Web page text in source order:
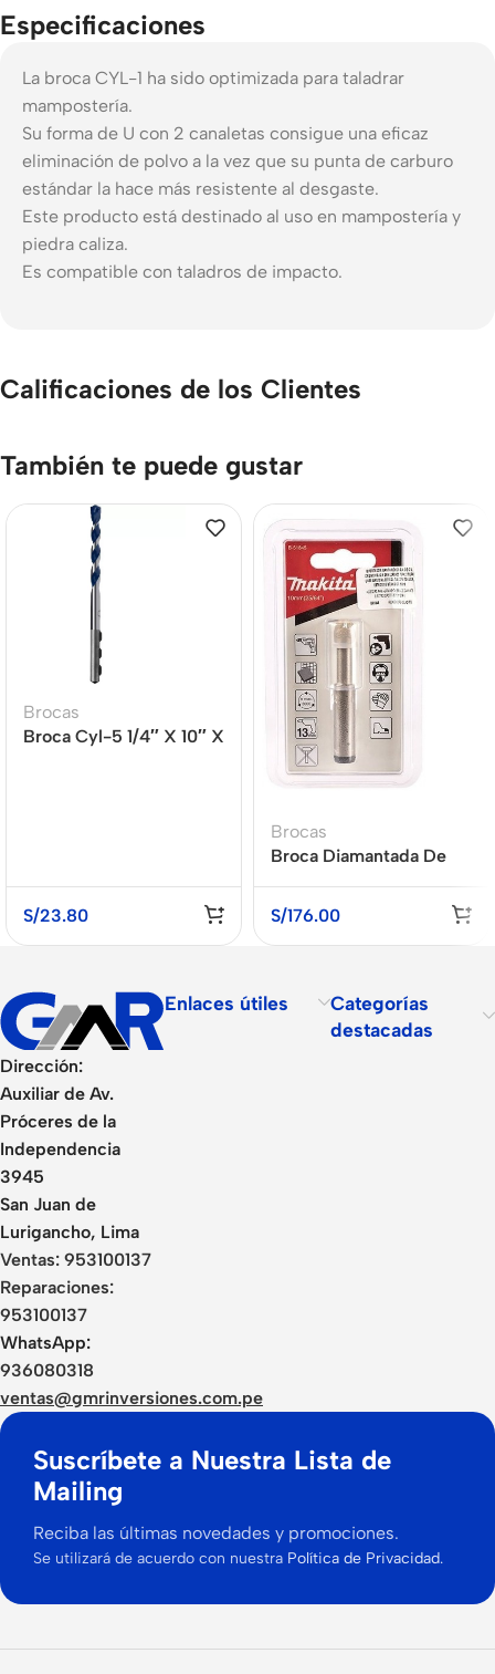
Especificaciones
La broca CYL-1 ha sido optimizada para taladrar
mampostería.
Su forma de U con 2 canaletas consigue una eficaz
eliminación de polvo a la vez que su punta de carburo
estándar la hace más resistente al desgaste.
Este producto está destinado al uso en mampostería y
piedra caliza.
Es compatible con taladros de impacto.
Calificaciones de los Clientes
También te puede gustar
Brocas
Broca Cyl-5 1/4″ X 10″ X
S/23.80
Brocas
Broca Diamantada De
MAKITA B-51845
S/176.00
Dirección:
Auxiliar de Av.
Próceres de la
Independencia
3945
San Juan de
Lurigancho, Lima
Ventas: 953100137
Reparaciones:
953100137
WhatsApp:
936080318
ventas@gmrinversiones.com.pe
Enlaces útiles
Categorías
destacadas
Suscríbete a Nuestra Lista de
Mailing
Reciba las últimas novedades y promociones.
Se utilizará de acuerdo con nuestra Política de Privacidad.